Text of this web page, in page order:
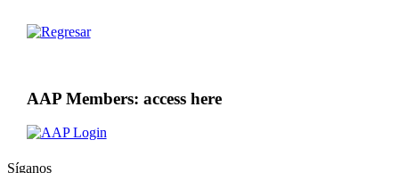
AAP Members: access here
Síganos